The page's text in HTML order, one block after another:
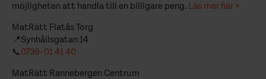
möjligheten att handla till en billigare peng. Läs mer här >
MatRätt Flatås Torg
📍Synhållsgatan 14
📞 0739-01 41 40
MatRätt Rannebergen Centrum